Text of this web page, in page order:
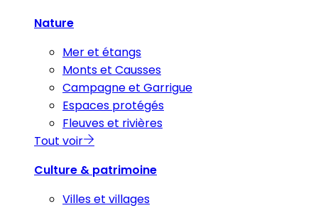
Nature
Mer et étangs
Monts et Causses
Campagne et Garrigue
Espaces protégés
Fleuves et rivières
Tout voir
Culture & patrimoine
Villes et villages